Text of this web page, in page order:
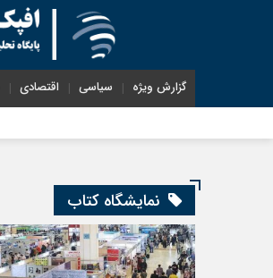
گزارش ویژه سیاسی اقتصادی
نمایشگاه کتاب